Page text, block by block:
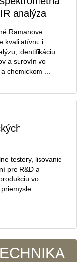
analýza
Ramanove
kvalitatívnu i
identifikáciu
a surovín vo
chemickom ...
testery, lisovanie
pre R&D a
vo